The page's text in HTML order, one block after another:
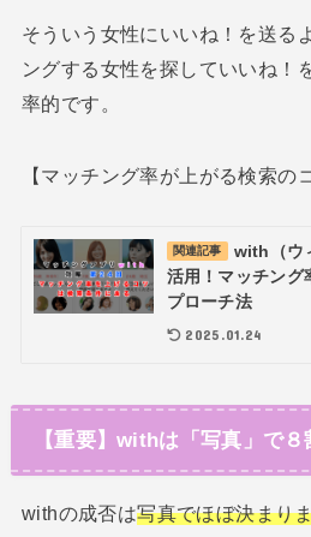
そういう女性にいいね！を送る
ングする女性を探していいね！
率的です。
【マッチング率が上がる検索の
関連記事
with（ウ
活用！マッチング
プローチ法
2025.01.24
【重要】withは「写真」で
withの成否は写真でほぼ決まり